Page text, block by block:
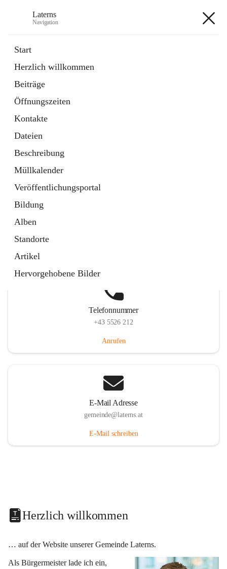
Laterns
Navigation
Start
Herzlich willkommen
Beiträge
Öffnungszeiten
Kontakte
Dateien
Beschreibung
Müllkalender
Veröffentlichungsportal
Bildung
Alben
Standorte
Artikel
Hervorgehobene Bilder
11 Schnellzugriffe
Soziales
1 Schnellzugriff
Telefonnummer
+43 5526 212
Anrufen
E-Mail Adresse
gemeinde@laterns.at
E-Mail schreiben
Herzlich willkommen
… auf der Website unserer Gemeinde Laterns.
Als Bürgermeister lade ich ein,